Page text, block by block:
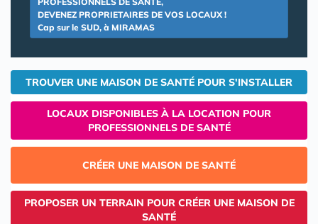
DEVENEZ PROPRIETAIRES DE VOS LOCAUX !
Cap sur le SUD, à MIRAMAS
TROUVER UNE MAISON DE SANTÉ POUR S'INSTALLER
LOCAUX DISPONIBLES À LA LOCATION POUR
PROFESSIONNELS DE SANTÉ
CRÉER UNE MAISON DE SANTÉ
PROPOSER UN TERRAIN POUR CRÉER UNE MAISON DE
SANTÉ